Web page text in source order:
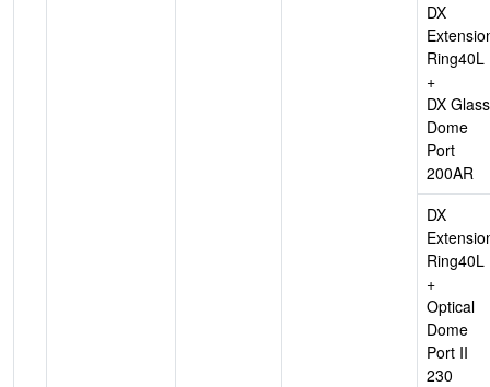
DX
Ring40L
+
DX Glass
Dome
Port
200AR
DX
Ring40L
+
Optical
Dome
Port II
230